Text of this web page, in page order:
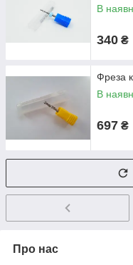
В
340 ₴
Фреза
В
697 ₴
Про нас